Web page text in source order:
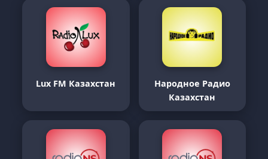
Lux FM Казахстан
Народное Радио
Казахстан